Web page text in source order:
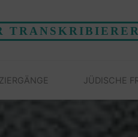
TRANSKRIBIERER
JÜDISCHE